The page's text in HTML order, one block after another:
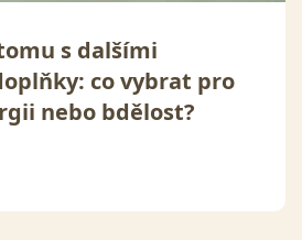
s dalšími
co vybrat pro
nebo bdělost?